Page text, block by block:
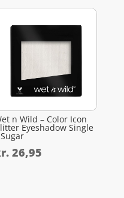
n Wild – Color Icon
Eyeshadow Single
26,95